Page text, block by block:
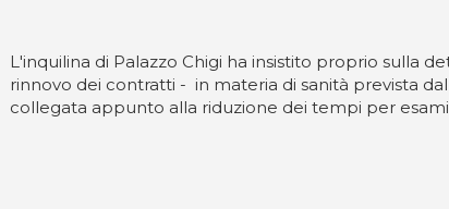
L'inquilina di Palazzo Chigi ha insistito proprio sulla
rinnovo dei contratti - in materia di sanità prevista
collegata appunto alla riduzione dei tempi per